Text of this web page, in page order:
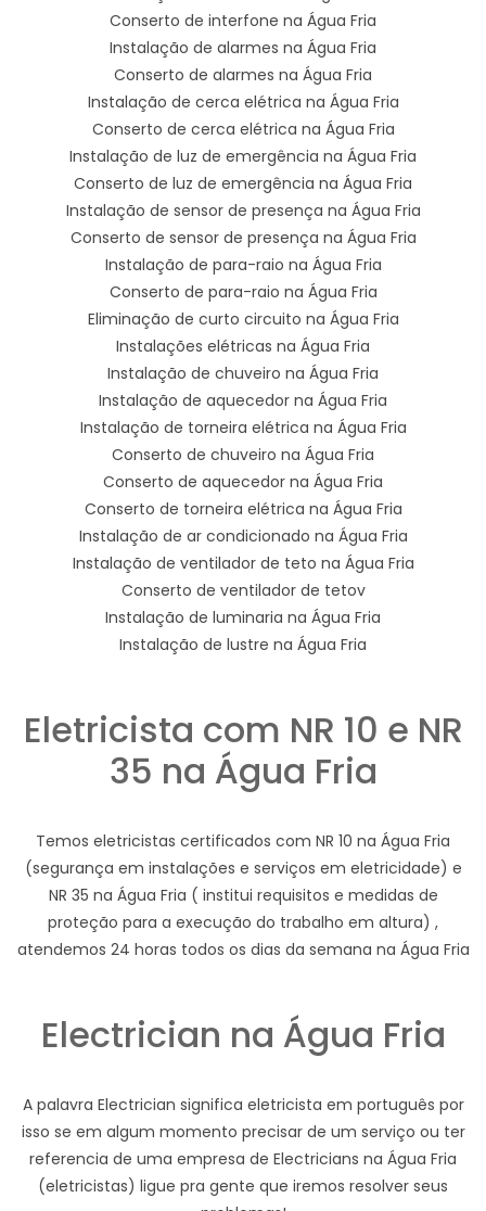
Conserto de interfone na Água Fria
Instalação de alarmes na Água Fria
Conserto de alarmes na Água Fria
Instalação de cerca elétrica na Água Fria
Conserto de cerca elétrica na Água Fria
Instalação de luz de emergência na Água Fria
Conserto de luz de emergência na Água Fria
Instalação de sensor de presença na Água Fria
Conserto de sensor de presença na Água Fria
Instalação de para-raio na Água Fria
Conserto de para-raio na Água Fria
Eliminação de curto circuito na Água Fria
Instalações elétricas na Água Fria
Instalação de chuveiro na Água Fria
Instalação de aquecedor na Água Fria
Instalação de torneira elétrica na Água Fria
Conserto de chuveiro na Água Fria
Conserto de aquecedor na Água Fria
Conserto de torneira elétrica na Água Fria
Instalação de ar condicionado na Água Fria
Instalação de ventilador de teto na Água Fria
Conserto de ventilador de tetov
Instalação de luminaria na Água Fria
Instalação de lustre na Água Fria
Eletricista com NR 10 e NR
35 na Água Fria
Temos eletricistas certificados com NR 10 na Água Fria
(segurança em instalações e serviços em eletricidade) e
NR 35 na Água Fria ( institui requisitos e medidas de
proteção para a execução do trabalho em altura) ,
atendemos 24 horas todos os dias da semana na Água Fria
Electrician na Água Fria
A palavra Electrician significa eletricista em português por
isso se em algum momento precisar de um serviço ou ter
referencia de uma empresa de Electricians na Água Fria
(eletricistas) ligue pra gente que iremos resolver seus